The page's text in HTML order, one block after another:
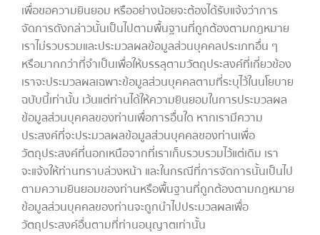
เพื่อขอความยินยอม หรืออย่างน้อยจะต้องได้รับแจ้งว่าการ
จัดการดังกล่าวนั้นเป็นไปตามพื้นฐานที่ถูกต้องตามกฎหมาย
เราไม่รวบรวมและประมวลผลข้อมูลส่วนบุคคลประเภทอื่น ๆ
หรือมากกว่าที่จำเป็นเพื่อให้บรรลุตามวัตถุประสงค์ที่เกี่ยวข้อง
เราจะประมวลผลเฉพาะข้อมูลส่วนบุคคลตามที่ระบุไว้ในนโยบาย
ฉบับนี้เท่านั้น เว้นแต่ท่านได้ให้ความยินยอมในการประมวลผล
ข้อมูลส่วนบุคคลของท่านเพื่อการอื่นใด หากเรามีความ
ประสงค์ที่จะประมวลผลข้อมูลส่วนบุคคลของท่านเพื่อ
วัตถุประสงค์ที่นอกเหนือจากที่เราเก็บรวบรวมไว้แต่เดิม เรา
จะแจ้งให้ท่านทราบล่วงหน้า และในกรณีที่การจัดการนั้นเป็นไป
ตามความยินยอมของท่านหรือพื้นฐานที่ถูกต้องตามกฎหมาย
ข้อมูลส่วนบุคคลของท่านจะถูกนำไปประมวลผลเพื่อ
วัตถุประสงค์อื่นตามที่ท่านอนุญาตเท่านั้น